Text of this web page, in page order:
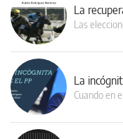
La
Las
La
Cuando en